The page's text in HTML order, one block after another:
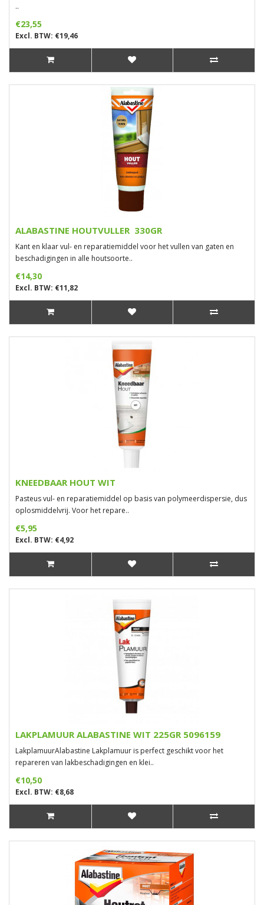
..
€23,55
Excl. BTW: €19,46
ALABASTINE HOUTVULLER 330GR
Kant en klaar vul- en reparatiemiddel voor het vullen van gaten en
beschadigingen in alle houtsoorte..
€14,30
Excl. BTW: €11,82
KNEEDBAAR HOUT WIT
Pasteus vul- en reparatiemiddel op basis van polymeerdispersie, dus
oplosmiddelvrij. Voor het repare..
€5,95
Excl. BTW: €4,92
LAKPLAMUUR ALABASTINE WIT 225GR 5096159
LakplamuurAlabastine Lakplamuur is perfect geschikt voor het
repareren van lakbeschadigingen en klei..
€10,50
Excl. BTW: €8,68